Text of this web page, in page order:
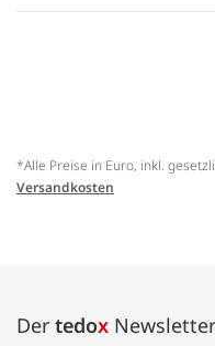
*Alle Preise in Euro, inkl.
Versandkosten
Der tedox Newsletter